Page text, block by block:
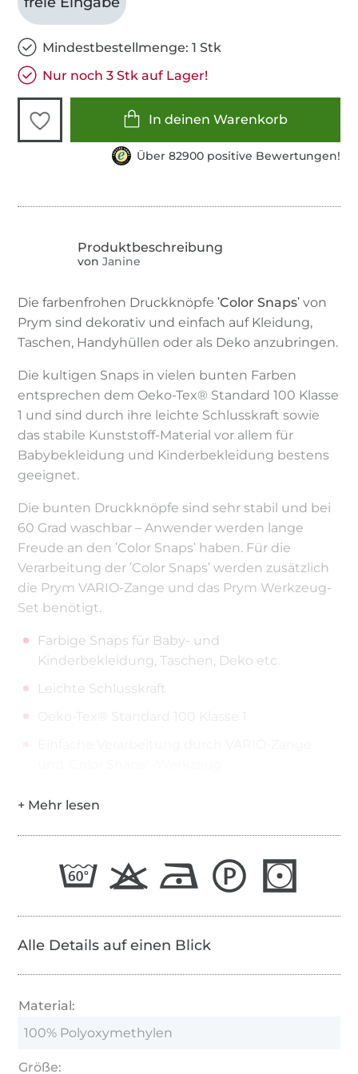
Mindestbestellmenge: 1 Stk
Nur noch 3 Stk auf Lager!
In deinen Warenkorb
Über 82900 positive Bewertungen!
von Janine
Die farbenfrohen Druckknöpfe ʹColor Snapsʹ von
Prym sind dekorativ und einfach auf Kleidung,
Taschen, Handyhüllen oder als Deko anzubringen.
Die kultigen Snaps in vielen bunten Farben
entsprechen dem Oeko-Tex® Standard 100 Klasse
1 und sind durch ihre leichte Schlusskraft sowie
das stabile Kunststoff-Material vor allem für
Babybekleidung und Kinderbekleidung bestens
geeignet.
Die bunten Druckknöpfe sind sehr stabil und bei
60 Grad waschbar – Anwender werden lange
Freude an den ʹColor Snapsʹ haben. Für die
Verarbeitung der ʹColor Snapsʹ werden zusätzlich
die Prym VARIO-Zange und das Prym Werkzeug-
Set benötigt.
Farbige Snaps für Baby- und
Kinderbekleidung, Taschen, Deko etc.
Leichte Schlusskraft
Oeko-Tex® Standard 100 Klasse 1
Alle Details auf einen Blick
Material:
100% Polyoxymethylen
Größe: